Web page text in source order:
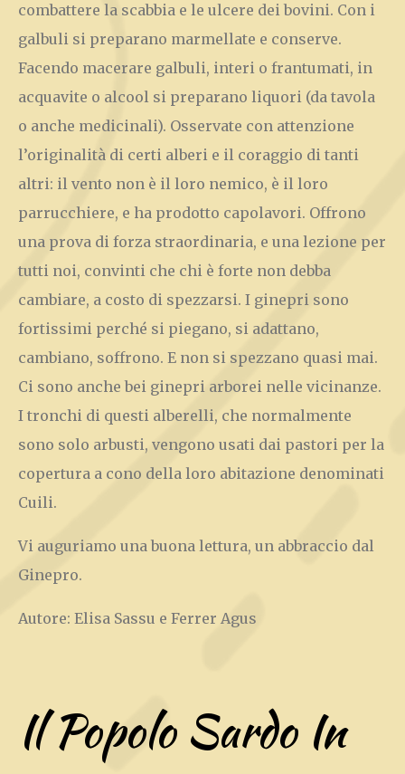
combattere la scabbia e le ulcere dei bovini. Con i
galbuli si preparano marmellate e conserve.
Facendo macerare galbuli, interi o frantumati, in
acquavite o alcool si preparano liquori (da tavola
o anche medicinali). Osservate con attenzione
l’originalità di certi alberi e il coraggio di tanti
altri: il vento non è il loro nemico, è il loro
parrucchiere, e ha prodotto capolavori. Offrono
una prova di forza straordinaria, e una lezione per
tutti noi, convinti che chi è forte non debba
cambiare, a costo di spezzarsi. I ginepri sono
fortissimi perché si piegano, si adattano,
cambiano, soffrono. E non si spezzano quasi mai.
Ci sono anche bei ginepri arborei nelle vicinanze.
I tronchi di questi alberelli, che normalmente
sono solo arbusti, vengono usati dai pastori per la
copertura a cono della loro abitazione denominati
Cuili.
Vi auguriamo una buona lettura, un abbraccio dal
Ginepro.
Autore: Elisa Sassu e Ferrer Agus
Il Popolo Sardo In